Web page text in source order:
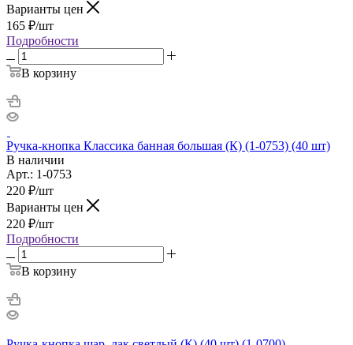
Варианты цен
165 ₽/шт
Подробности
В корзину
Ручка-кнопка Классика банная большая (К) (1-0753) (40 шт)
В наличии
Арт.: 1-0753
220 ₽/шт
Варианты цен
220 ₽/шт
Подробности
В корзину